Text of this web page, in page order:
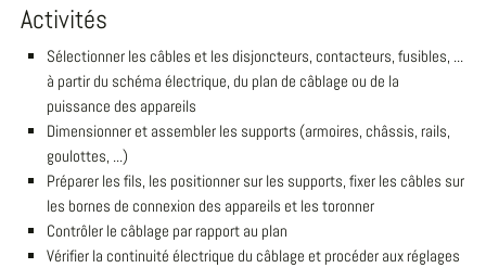
Activités
Sélectionner les câbles et les disjoncteurs, contacteurs, fusibles, ...
à partir du schéma électrique, du plan de câblage ou de la
puissance des appareils
Dimensionner et assembler les supports (armoires, châssis, rails,
goulottes, ...)
Préparer les fils, les positionner sur les supports, fixer les câbles sur
les bornes de connexion des appareils et les toronner
Contrôler le câblage par rapport au plan
Vérifier la continuité électrique du câblage et procéder aux réglages